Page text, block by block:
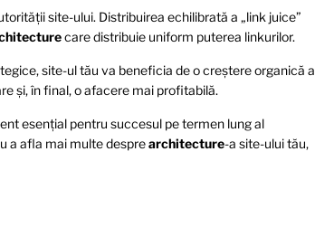
site-ului. Distribuirea echilibrată a „link juice”
care distribuie uniform puterea linkurilor.
site-ul tău va beneficia de o creștere organică a
și, în final, o afacere mai profitabilă.
esențial pentru succesul pe termen lung al
a afla mai multe desprearchitecture-a site-ului tău,